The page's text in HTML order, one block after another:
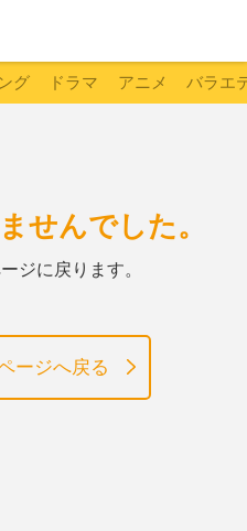
グ ドラマ アニメ バラエ
せんでした。
ジに戻ります。
ージへ戻る